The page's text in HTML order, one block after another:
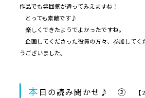
作品でも雰囲気が違ってみえますね！
とっても素敵です♪
楽しくできたようでよかったですね。
企画してくださった役員の方々、参加してく
うございました。
本 日の読み聞かせ♪ ②